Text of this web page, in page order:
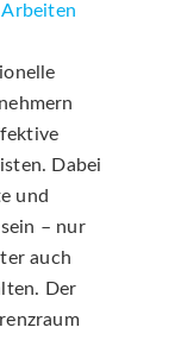
Dabei
und
– nur
auch
Der